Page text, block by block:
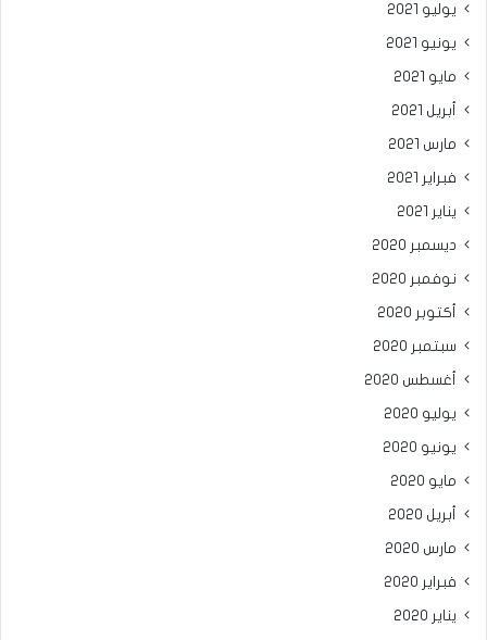
يوليو 2021
يونيو 2021
مايو 2021
أبريل 2021
مارس 2021
فبراير 2021
يناير 2021
ديسمبر 2020
نوفمبر 2020
أكتوبر 2020
سبتمبر 2020
أغسطس 2020
يوليو 2020
يونيو 2020
مايو 2020
أبريل 2020
مارس 2020
فبراير 2020
يناير 2020